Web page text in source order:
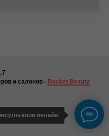
и салонов - Rocket Beauty
онлайн